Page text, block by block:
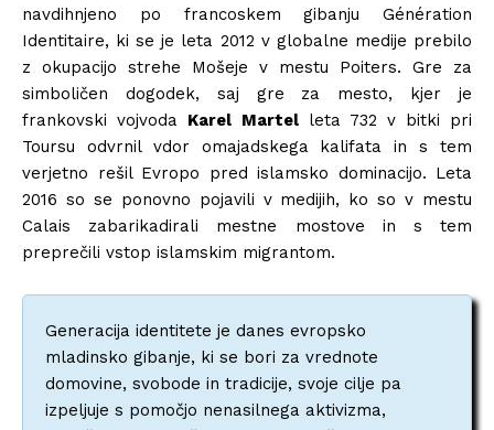
navdihnjeno po francoskem gibanju Génération
Identitaire, ki se je leta 2012 v globalne medije prebilo
z okupacijo strehe Mošeje v mestu Poiters. Gre za
simboličen dogodek, saj gre za mesto, kjer je
frankovski vojvoda Karel Martel leta 732 v bitki pri
Toursu odvrnil vdor omajadskega kalifata in s tem
verjetno rešil Evropo pred islamsko dominacijo. Leta
2016 so se ponovno pojavili v medijih, ko so v mestu
Calais zabarikadirali mestne mostove in s tem
preprečili vstop islamskim migrantom.
Generacija identitete je danes evropsko
mladinsko gibanje, ki se bori za vrednote
domovine, svobode in tradicije, svoje cilje pa
izpeljuje s pomočjo nenasilnega aktivizma,